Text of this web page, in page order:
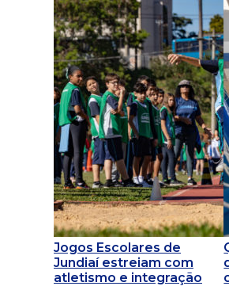
Jogos Escolares de
Jundiaí estreiam com
atletismo e integração